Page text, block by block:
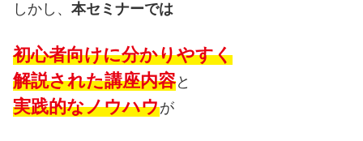
しかし、 本セミナーでは
初心者向けに分かりやすく
解説された講座内容と
実践的なノウハウが